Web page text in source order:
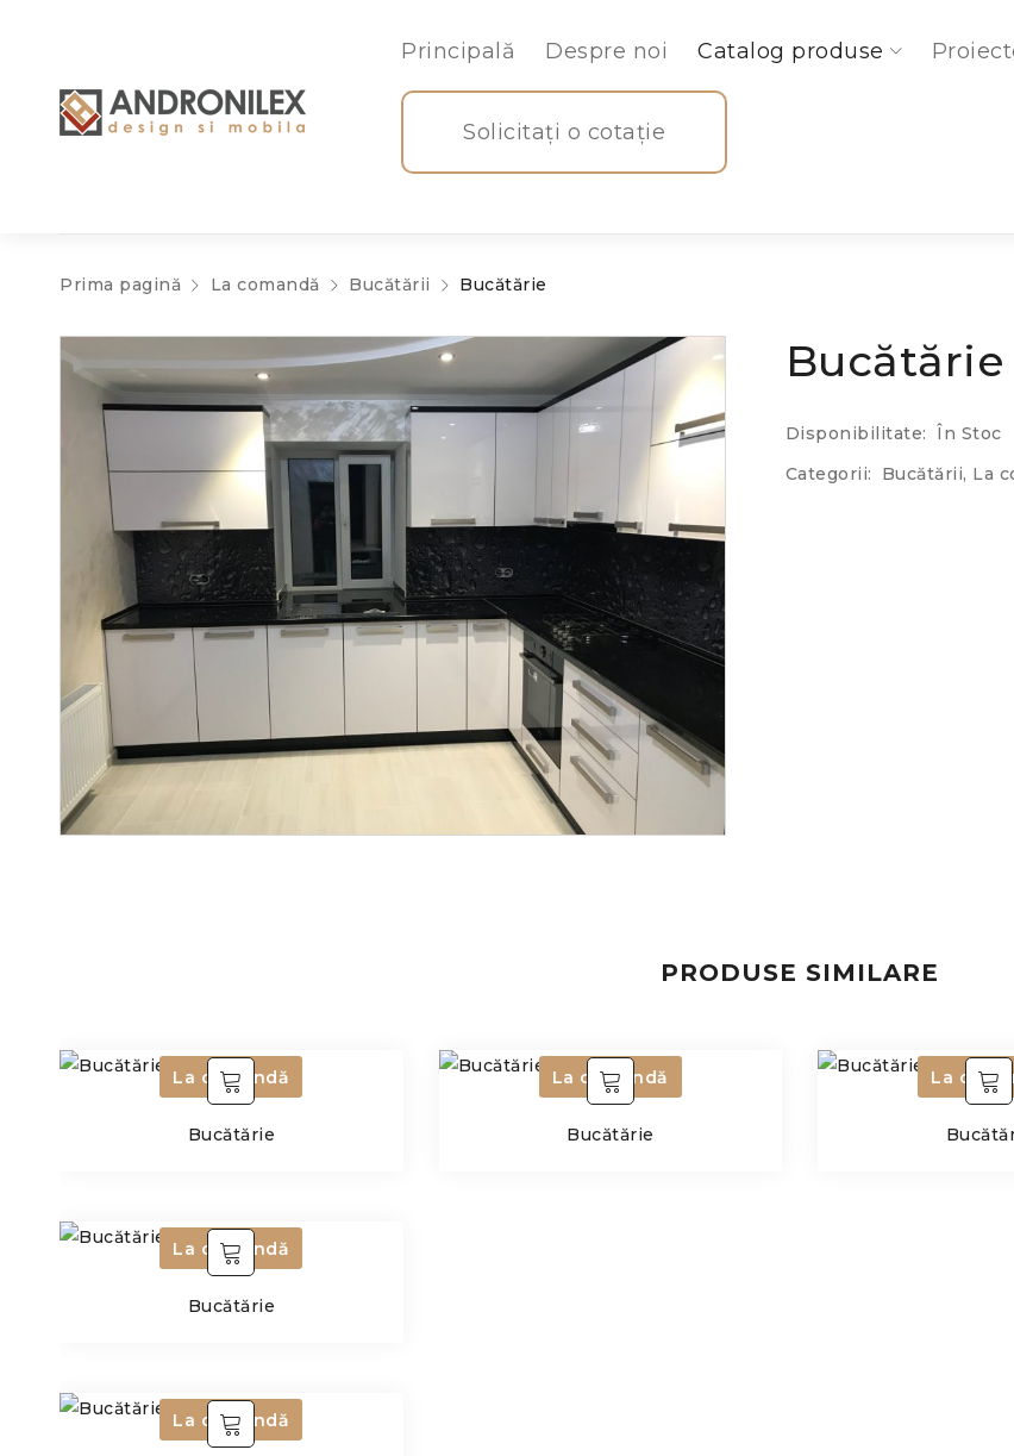
Principală Despre noi Catalog produse
Solicitați o cotație
Prima pagină La comandă Bucătării Bucătărie
Bucătărie
Disponibilitate: În Stoc
Categorii:
Bucătării, La
PRODUSE SIMILARE
La comandă
Bucătărie
La comandă
Bucătărie
La
La comandă
Bucătărie
La comandă